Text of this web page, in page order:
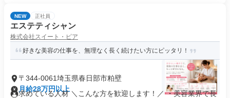
NEW 正社員
エステティシャン
株式会社スイート・ピア
好きな美容の仕事を、無理なく長く続けたい方にピッタリ！
〒344-0061埼玉県春日部市粕壁
月給28万円以上
求めている人材 ＼こんな方を歓迎します！／ ・美容業界で長